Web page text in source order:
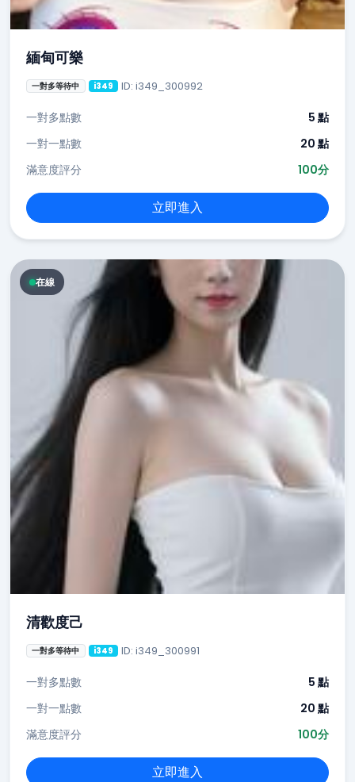
緬甸可樂
一對多等待中 i349 ID: i349_300992
一對多點數
5 點
一對一點數
20 點
滿意度評分
100分
立即進入
在線
清歡度己
一對多等待中 i349 ID: i349_300991
一對多點數
5 點
一對一點數
20 點
滿意度評分
100分
立即進入